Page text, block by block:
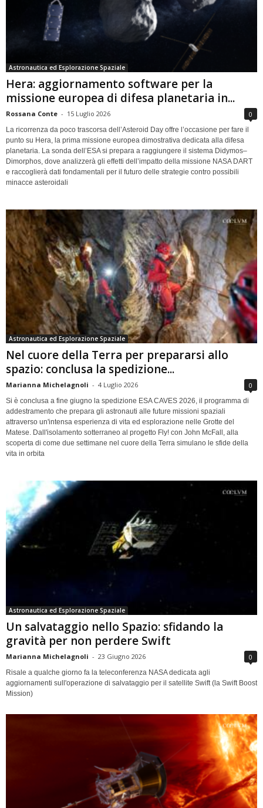
Astronautica ed Esplorazione Spaziale
Hera: aggiornamento software per la
missione europea di difesa planetaria in...
Rossana Conte - 15 Luglio 2026 0
La ricorrenza da poco trascorsa dell’Asteroid Day offre l’occasione per fare il
punto su Hera, la prima missione europea dimostrativa dedicata alla difesa
planetaria. La sonda dell’ESA si prepara a raggiungere il sistema Didymos–
Dimorphos, dove analizzerà gli effetti dell’impatto della missione NASA DART
e raccoglierà dati fondamentali per il futuro delle strategie contro possibili
minacce asteroidali
Astronautica ed Esplorazione Spaziale
Nel cuore della Terra per prepararsi allo
spazio: conclusa la spedizione...
Marianna Michelagnoli - 4 Luglio 2026 0
Si è conclusa a fine giugno la spedizione ESA CAVES 2026, il programma di
addestramento che prepara gli astronauti alle future missioni spaziali
attraverso un'intensa esperienza di vita ed esplorazione nelle Grotte del
Matese. Dall'isolamento sotterraneo al progetto Fly! con John McFall, alla
scoperta di come due settimane nel cuore della Terra simulano le sfide della
vita in orbita
Astronautica ed Esplorazione Spaziale
Un salvataggio nello Spazio: sfidando la
gravità per non perdere Swift
Marianna Michelagnoli - 23 Giugno 2026 0
Risale a qualche giorno fa la teleconferenza NASA dedicata agli
aggiornamenti sull'operazione di salvataggio per il satellite Swift (la Swift Boost
Mission)